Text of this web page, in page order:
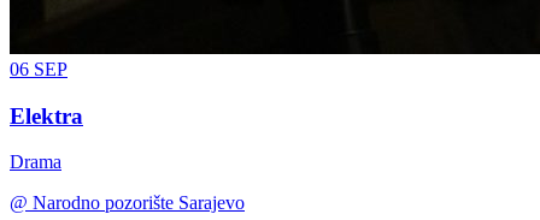
06 SEP
Elektra
Drama
@ Narodno pozorište Sarajevo